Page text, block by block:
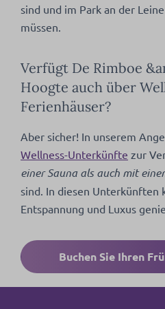
sind und im Park an der
müssen.
Verfügt De Rimboe
Hoogte auch über
Ferienhäuser?
Aber sicher! In unserem
Wellness-Unterkünfte zur
einer Sauna als auch mit
sind. In diesen Unterkünften
Entspannung und Luxus
Buchen Sie Ihren